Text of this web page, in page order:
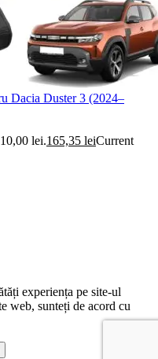
Dacia Duster 3 (2024–
lei.165,35 leiCurrent
experiența pe site-ul
web, sunteți de acord cu